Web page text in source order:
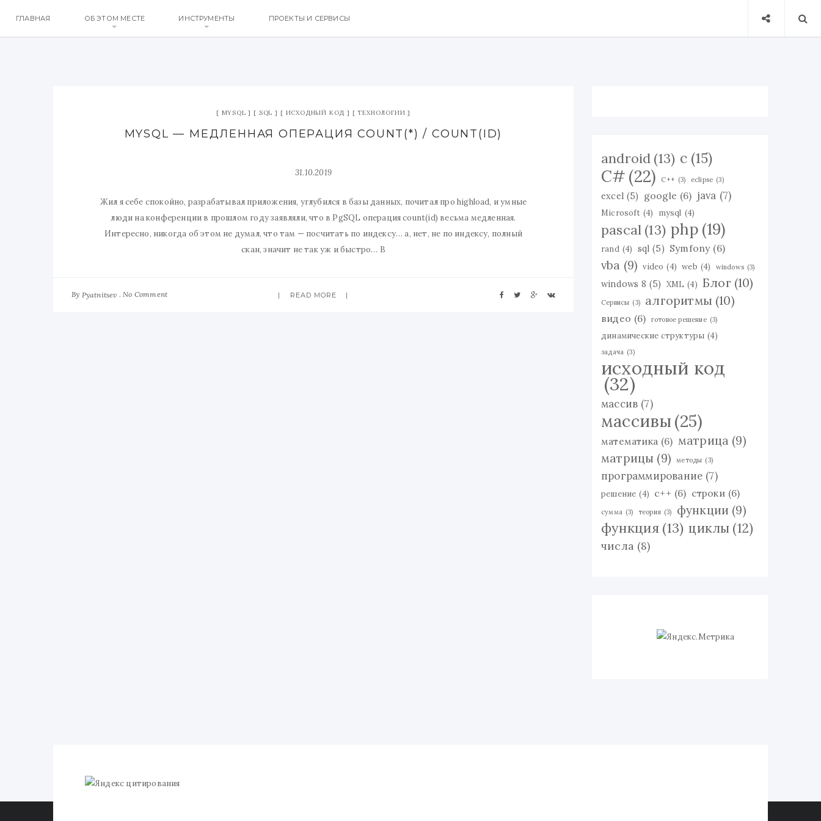
ГЛАВНАЯ ОБ ЭТОМ МЕСТЕ ИНСТРУМЕНТЫ ПРОЕКТЫ И СЕРВИСЫ
MYSQL SQL ИСХОДНЫЙ КОД ТЕХНОЛОГИИ
MYSQL — МЕДЛЕННАЯ ОПЕРАЦИЯ COUNT(*) / COUNT(ID)
31.10.2019
Жил я себе спокойно, разрабатывал приложения, углубился в базы данных, почитал про highload, и умные
люди на конференции в прошлом году заявляли, что в PgSQL операция count(id) весьма медленная.
Интересно, никогда об этом не думал, что там — посчитать по индексу… а, нет, не по индексу, полный
скан, значит не так уж и быстро… В
By Pyatnitsev No Comment READ MORE
android (13) c (15)
C# (22) C++ (3) eclipse (3)
excel (5) google (6) java (7)
Microsoft (4) mysql (4)
pascal (13) php (19)
rand (4) sql (5) Symfony (6)
vba (9) video (4) web (4) windows (3)
windows 8 (5) XML (4) Блог (10)
Сервисы (3) алгоритмы (10)
видео (6) готовое решение (3)
динамические структуры (4)
задача (3)
исходный код
(32)
массив (7)
массивы (25)
математика (6) матрица (9)
матрицы (9) методы (3)
программирование (7)
решение (4) с++ (6) строки (6)
сумма (3) теория (3) функции (9)
функция (13) циклы (12)
числа (8)